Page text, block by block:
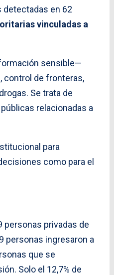
detectadas en 62
vinculadas a
sensible—
control de fronteras,
Se trata de
relacionadas a
para
como para el
personas privadas de
personas ingresaron a
que se
Solo el 12,7% de